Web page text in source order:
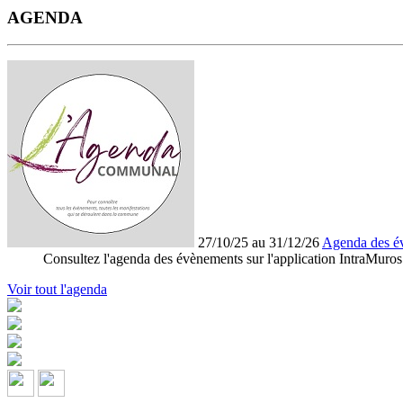
AGENDA
27/10/25 au 31/12/26 Agenda des
Consultez l'agenda des évènements sur l'application IntraMuros
Voir tout l'agenda